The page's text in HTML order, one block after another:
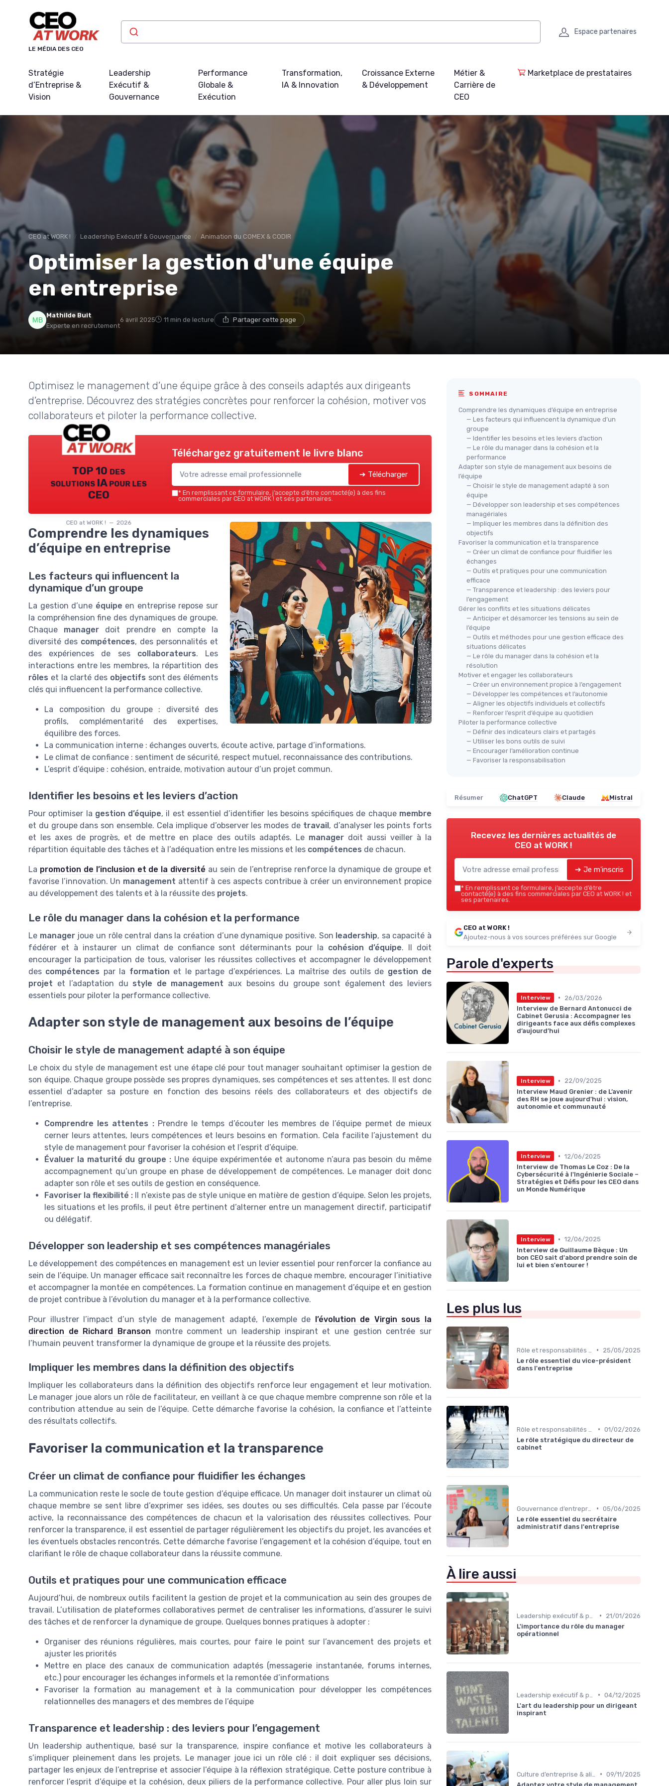
LE MÉDIA DES CEO
Espace partenaires
Stratégie
d’Entreprise &
Vision
Leadership
Exécutif &
Gouvernance
Performance
Globale &
Exécution
Transformation,
IA & Innovation
Croissance Externe
& Développement
Métier &
Carrière de
CEO
Marketplace de prestataires
CEO at WORK ! Leadership Exécutif & Gouvernance Animation du COMEX & CODIR
Optimiser la gestion d'une équipe
en entreprise
Mathilde Buit
Experte en recrutement
6 avril 2025 11 min de lecture Partager cette page
Optimisez le management d’une équipe grâce à des conseils adaptés aux dirigeants
d’entreprise. Découvrez des stratégies concrètes pour renforcer la cohésion, motiver vos
collaborateurs et piloter la performance collective.
TOP 10 des
solutions IA pour les
CEO
CEO at WORK ! — 2026
Téléchargez gratuitement le livre blanc
➔ Télécharger
* En remplissant ce formulaire, j’accepte d’être contacté(e) à des fins
commerciales par CEO at WORK ! et ses partenaires.
Comprendre les dynamiques
d’équipe en entreprise
Les facteurs qui influencent la
dynamique d’un groupe
La gestion d’une équipe en entreprise repose sur
la compréhension fine des dynamiques de groupe.
Chaque manager doit prendre en compte la
diversité des compétences, des personnalités et
des expériences de ses collaborateurs. Les
interactions entre les membres, la répartition des
rôles et la clarté des objectifs sont des éléments
clés qui influencent la performance collective.
La composition du groupe : diversité des
profils, complémentarité des expertises,
équilibre des forces.
La communication interne : échanges ouverts, écoute active, partage d’informations.
Le climat de confiance : sentiment de sécurité, respect mutuel, reconnaissance des contributions.
L’esprit d’équipe : cohésion, entraide, motivation autour d’un projet commun.
Identifier les besoins et les leviers d’action
Pour optimiser la gestion d’équipe, il est essentiel d’identifier les besoins spécifiques de chaque membre
et du groupe dans son ensemble. Cela implique d’observer les modes de travail , d’analyser les points forts
et les axes de progrès, et de mettre en place des outils adaptés. Le managerdoit aussi veiller à la
répartition équitable des tâches et à l’adéquation entre les missions et les compétences de chacun.
La promotion de l’inclusion et de la diversité au sein de l’entreprise renforce la dynamique de groupe et
favorise l’innovation. Un management attentif à ces aspects contribue à créer un environnement propice
au développement des talents et à la réussite des projets.
Le rôle du manager dans la cohésion et la performance
Le managerjoue un rôle central dans la création d’une dynamique positive. Son leadership, sa capacité à
fédérer et à instaurer un climat de confiance sont déterminants pour la cohésion d’équipe. Il doit
encourager la participation de tous, valoriser les réussites collectives et accompagner le développement
des compétences par la formation et le partage d’expériences. La maîtrise des outils de gestion de
projet et l’adaptation du style de management aux besoins du groupe sont également des leviers
essentiels pour piloter la performance collective.
Adapter son style de management aux besoins de l’équipe
Choisir le style de management adapté à son équipe
Le choix du style de management est une étape clé pour tout manager souhaitant optimiser la gestion de
son équipe. Chaque groupe possède ses propres dynamiques, ses compétences et ses attentes. Il est donc
essentiel d’adapter sa posture en fonction des besoins réels des collaborateurs et des objectifs de
l’entreprise.
Comprendre les attentes :Prendre le temps d’écouter les membres de l’équipe permet de mieux
cerner leurs attentes, leurs compétences et leurs besoins en formation. Cela facilite l’ajustement du
style de management pour favoriser la cohésion et l’esprit d’équipe.
Évaluer la maturité du groupe : Une équipe expérimentée et autonome n’aura pas besoin du même
accompagnement qu’un groupe en phase de développement de compétences. Le manager doit donc
adapter son rôle et ses outils de gestion en conséquence.
Favoriser la flexibilité : Il n’existe pas de style unique en matière de gestion d’équipe. Selon les projets,
les situations et les profils, il peut être pertinent d’alterner entre un management directif, participatif
ou délégatif.
Développer son leadership et ses compétences managériales
Le développement des compétences en management est un levier essentiel pour renforcer la confiance au
sein de l’équipe. Un manager efficace sait reconnaître les forces de chaque membre, encourager l’initiative
et accompagner la montée en compétences. La formation continue en management d’équipe et en gestion
de projet contribue à l’évolution du manager et à la performance collective.
Pour illustrer l’impact d’un style de management adapté, l’exemple de l’évolution de Virgin sous la
direction de Richard Branson montre comment un leadership inspirant et une gestion centrée sur
l’humain peuvent transformer la dynamique de groupe et la réussite des projets.
Impliquer les membres dans la définition des objectifs
Impliquer les collaborateurs dans la définition des objectifs renforce leur engagement et leur motivation.
Le manager joue alors un rôle de facilitateur, en veillant à ce que chaque membre comprenne son rôle et la
contribution attendue au sein de l’équipe. Cette démarche favorise la cohésion, la confiance et l’atteinte
des résultats collectifs.
Favoriser la communication et la transparence
Créer un climat de confiance pour fluidifier les échanges
La communication reste le socle de toute gestion d’équipe efficace. Un manager doit instaurer un climat où
chaque membre se sent libre d’exprimer ses idées, ses doutes ou ses difficultés. Cela passe par l’écoute
active, la reconnaissance des compétences de chacun et la valorisation des réussites collectives. Pour
renforcer la transparence, il est essentiel de partager régulièrement les objectifs du projet, les avancées et
les éventuels obstacles rencontrés. Cette démarche favorise l’engagement et la cohésion d’équipe, tout en
clarifiant le rôle de chaque collaborateur dans la réussite commune.
Outils et pratiques pour une communication efficace
Aujourd’hui, de nombreux outils facilitent la gestion de projet et la communication au sein des groupes de
travail. L’utilisation de plateformes collaboratives permet de centraliser les informations, d’assurer le suivi
des tâches et de renforcer la dynamique de groupe. Quelques bonnes pratiques à adopter :
Organiser des réunions régulières, mais courtes, pour faire le point sur l’avancement des projets et
ajuster les priorités
Mettre en place des canaux de communication adaptés (messagerie instantanée, forums internes,
etc.) pour encourager les échanges informels et la remontée d’informations
Favoriser la formation au management et à la communication pour développer les compétences
relationnelles des managers et des membres de l’équipe
Transparence et leadership : des leviers pour l’engagement
Un leadership authentique, basé sur la transparence, inspire confiance et motive les collaborateurs à
s’impliquer pleinement dans les projets. Le manager joue ici un rôle clé : il doit expliquer ses décisions,
partager les enjeux de l’entreprise et associer l’équipe à la réflexion stratégique. Cette posture contribue à
renforcer l’esprit d’équipe et la cohésion, deux piliers de la performance collective. Pour aller plus loin sur
SOMMAIRE
Comprendre les dynamiques d’équipe en entreprise
— Les facteurs qui influencent la dynamique d’un
groupe
— Identifier les besoins et les leviers d’action
— Le rôle du manager dans la cohésion et la
performance
Adapter son style de management aux besoins de
l’équipe
— Choisir le style de management adapté à son
équipe
— Développer son leadership et ses compétences
managériales
— Impliquer les membres dans la définition des
objectifs
Favoriser la communication et la transparence
— Créer un climat de confiance pour fluidifier les
échanges
— Outils et pratiques pour une communication
efficace
— Transparence et leadership : des leviers pour
l’engagement
Gérer les conflits et les situations délicates
— Anticiper et désamorcer les tensions au sein de
l’équipe
— Outils et méthodes pour une gestion efficace des
situations délicates
— Le rôle du manager dans la cohésion et la
résolution
Motiver et engager les collaborateurs
— Créer un environnement propice à l’engagement
— Développer les compétences et l’autonomie
— Aligner les objectifs individuels et collectifs
— Renforcer l’esprit d’équipe au quotidien
Piloter la performance collective
— Définir des indicateurs clairs et partagés
— Utiliser les bons outils de suivi
— Encourager l’amélioration continue
— Favoriser la responsabilisation
Résumer ChatGPT Claude Mistral
Recevez les dernières actualités de
CEO at WORK !
➔ Je m'inscris
* En remplissant ce formulaire, j’accepte d’être
contacté(e) à des fins commerciales par CEO at WORK ! et
ses partenaires.
CEO at WORK !
Ajoutez-nous à vos sources préférées sur Google
Parole d'experts
Interview •
26/03/2026
Interview de Bernard Antonucci de
Cabinet Gerusia : Accompagner les
dirigeants face aux défis complexes
d’aujourd’hui
Interview •
22/09/2025
Interview Maud Grenier : de L’avenir
des RH se joue aujourd'hui : vision,
autonomie et communauté
Interview • 12/06/2025
Interview de Thomas Le Coz : De la
Cybersécurité à l'Ingénierie Sociale –
Stratégies et Défis pour les CEO dans
un Monde Numérique
Interview • 12/06/2025
Interview de Guillaume Bèque : Un
bon CEO sait d'abord prendre soin de
lui et bien s'entourer !
Les plus lus
•
25/05/2025
Le rôle essentiel du vice-président
dans l'entreprise
• 01/02/2026
Le rôle stratégique du directeur de
cabinet
• 05/06/2025
Le rôle essentiel du secrétaire
administratif dans l'entreprise
À lire aussi
•
21/01/2026
L'importance du rôle du manager
opérationnel
• 04/12/2025
L'art du leadership pour un dirigeant
inspirant
• 09/11/2025